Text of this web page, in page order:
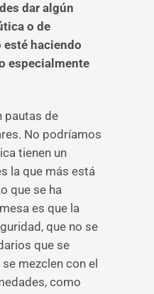
dar algún
o de
haciendo
especialmente
pautas de
No podríamos
tienen un
la que más está
que se ha
es que la
que no se
que se
mezclen con el
como